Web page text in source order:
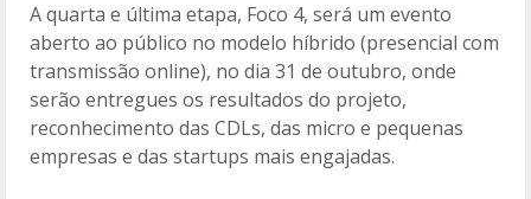
A quarta e última etapa, Foco 4, será um evento
aberto ao público no modelo híbrido (presencial com
transmissão online), no dia 31 de outubro, onde
serão entregues os resultados do projeto,
reconhecimento das CDLs, das micro e pequenas
empresas e das startups mais engajadas.